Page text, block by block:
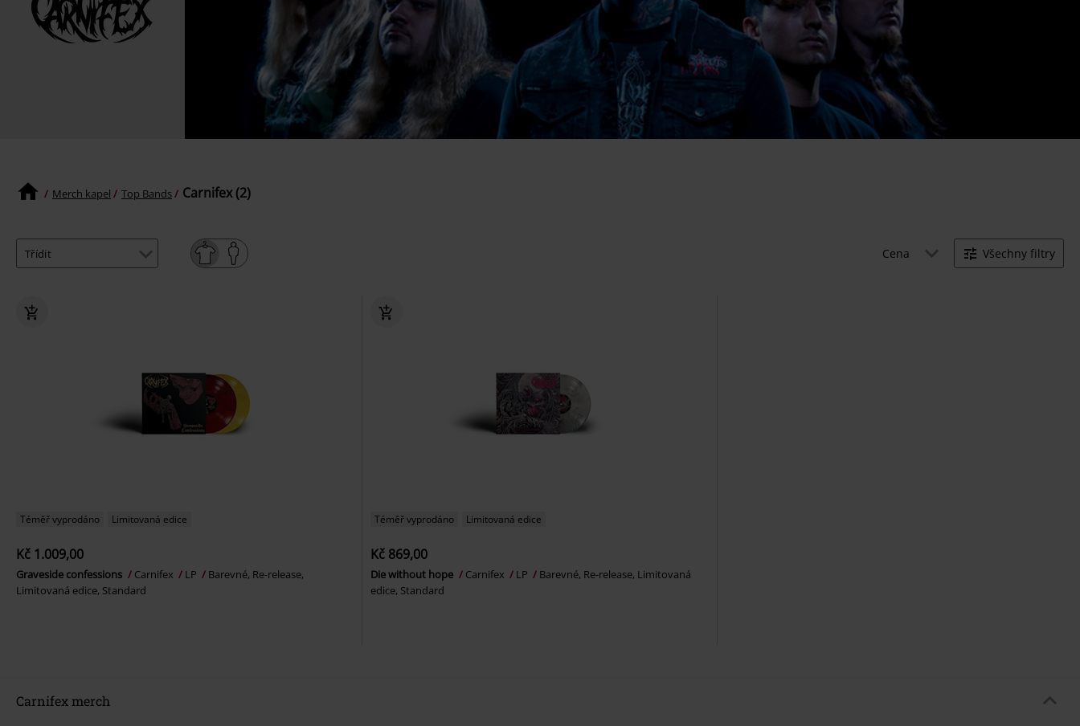
Merch kapel Top Bands Carnifex (2)
Cena Všechny filtry
Téměř vyprodáno Limitovaná edice
Kč 1.009,00
Graveside confessions Carnifex LP
Barevné, Re-release,
Limitovaná edice, Standard
Téměř vyprodáno Limitovaná edice
Kč 869,00
Die without hope Carnifex LP
Barevné, Re-release, Limitovaná
edice, Standard
Carnifex merch